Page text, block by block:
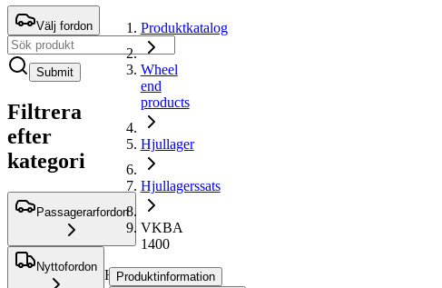
Välj fordon
Submit
Filtrera
efter
kategori
Passagerarfordon
Nyttofordon
Produktkatalog
Wheel
end
products
Hjullager
Hjullagerssats
VKBA
1400
Hjullagerssats
Produktinformation